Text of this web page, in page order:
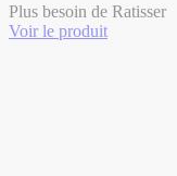
Plus besoin de Ratisser
Voir le produit